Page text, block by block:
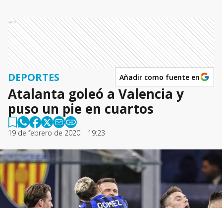
Ads
DEPORTES Añadir como fuente en
Atalanta goleó a Valencia y
puso un pie en cuartos
19 de febrero de 2020 | 19:23